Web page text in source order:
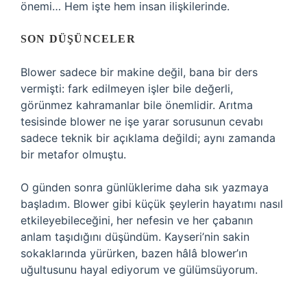
önemi… Hem işte hem insan ilişkilerinde.
SON DÜŞÜNCELER
Blower sadece bir makine değil, bana bir ders
vermişti: fark edilmeyen işler bile değerli,
görünmez kahramanlar bile önemlidir. Arıtma
tesisinde blower ne işe yarar sorusunun cevabı
sadece teknik bir açıklama değildi; aynı zamanda
bir metafor olmuştu.
O günden sonra günlüklerime daha sık yazmaya
başladım. Blower gibi küçük şeylerin hayatımı nasıl
etkileyebileceğini, her nefesin ve her çabanın
anlam taşıdığını düşündüm. Kayseri’nin sakin
sokaklarında yürürken, bazen hâlâ blower’ın
uğultusunu hayal ediyorum ve gülümsüyorum.